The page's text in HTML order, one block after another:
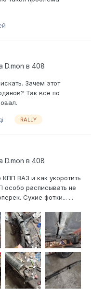
D.mon в 408
Зачем этот
Так все по
RALLY
D.mon в 408
КПП ВАЗ и как укоротить
особо расписывать не
Сухие фотки... ...